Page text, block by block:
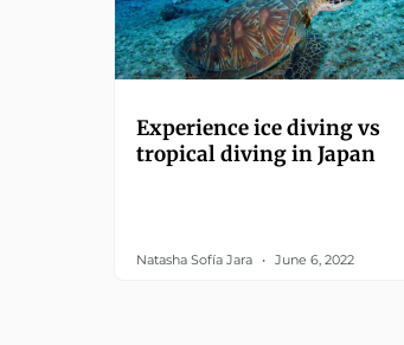
Experience ice diving vs
tropical diving in Japan
Natasha Sofía Jara June 6, 2022